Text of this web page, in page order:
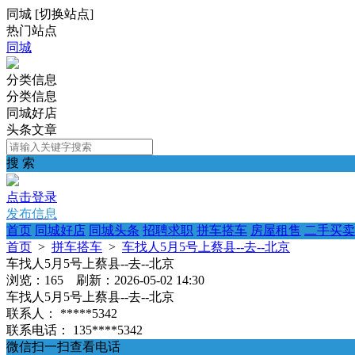
同城 [切换站点]
热门站点
同城
分类信息
分类信息
同城好店
头条文章
搜 索
点击登录
发布信息
首页 同城好店 同城头条 招聘求职 拼车搭车 房屋租售 二手买卖
首页 > 拼车搭车 > 车找人5月5号上蔡县--去--北京
车找人5月5号上蔡县--去--北京
浏览：165 刷新：2026-05-02 14:30
车找人5月5号上蔡县--去--北京
联系人：
*****5342
联系电话：
135****5342
微信扫一扫查看电话